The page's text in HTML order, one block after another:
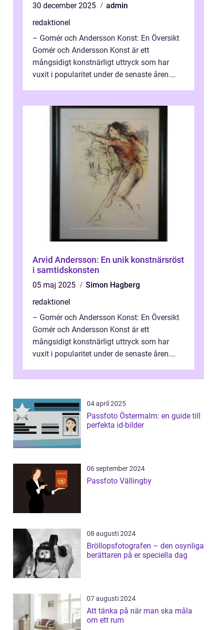
30 december 2025
admin
redaktionel
– Gomér och Andersson Konst: En Översikt
Gomér och Andersson Konst är ett
mångsidigt konstnärligt uttryck som har
vuxit i popularitet under de senaste åren.
Arvid Andersson: En unik konstnärsröst
i samtidskonsten
05 maj 2025
Simon Hagberg
redaktionel
– Gomér och Andersson Konst: En Översikt
Gomér och Andersson Konst är ett
mångsidigt konstnärligt uttryck som har
vuxit i popularitet under de senaste åren.
04 april 2025
Passfoto Östermalm: en guide till
perfekta id-bilder
06 september 2024
Passfoto Vällingby
08 augusti 2024
Bröllopsfotografen – den osynliga
berättaren på er speciella dag
07 augusti 2024
Att tänka på när man ska måla
om ett rum